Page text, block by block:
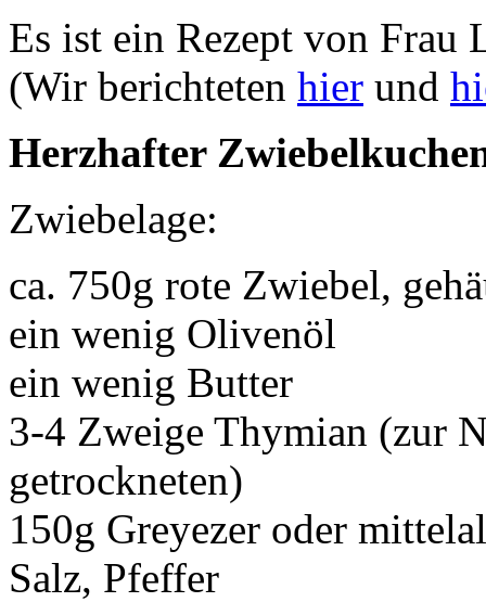
Es ist ein Rezept von Frau
(Wir berichteten hier und
Herzhafter
Zwiebelage:
ca. 750g rote Zwiebel,
ein wenig Olivenöl
ein wenig Butter
3-4 Zweige Thymian (zur
getrockneten)
150g Greyezer oder
Salz, Pfeffer